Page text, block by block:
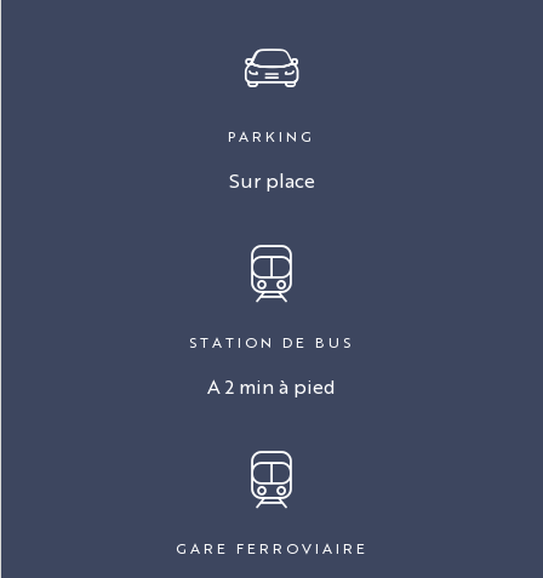
PARKING
Sur place
STATION DE BUS
A 2 min à pied
GARE FERROVIAIRE